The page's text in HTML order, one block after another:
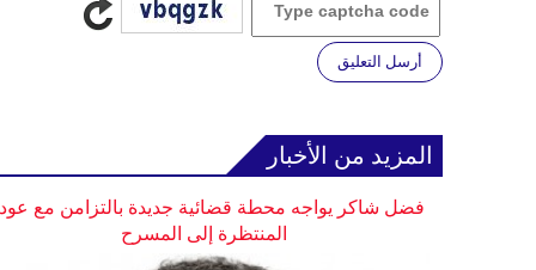
أرسل التعليق
المزيد من الأخبار
فضل شاكر يواجه محطة قضائية جديدة بالتزامن مع
المنتظرة إلى المسرح